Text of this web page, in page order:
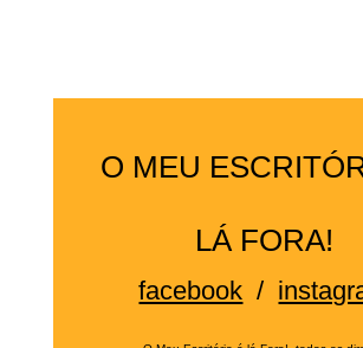
O MEU
LÁ FORA!
facebook /